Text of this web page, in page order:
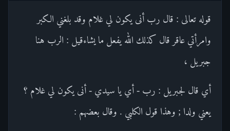
قوله تعالى : قال رب أنى يكون لي غلام وقد بلغني الكبر
وامرأتي عاقر قال كذلك الله يفعل ما يشاءقيل : الرب هنا
جبريل ،
أي قال لجبريل : رب - أي يا سيدي - أنى يكون لي غلام ؟
يعني ولدا ; وهذا قول الكلبي . وقال بعضهم :